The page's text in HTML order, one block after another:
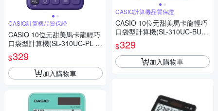
CASIO計算機品質保證
CASIO 10位元甜美馬卡龍輕巧
口袋型計算機(SL-310UC-PL )-
葡萄紫
$329
加入購物車
CASIO計算機品質保證
CASIO 10位元甜美馬卡龍輕巧
口袋型計算機(SL-310UC-BU)-
俏藍莓
$329
加入購物車